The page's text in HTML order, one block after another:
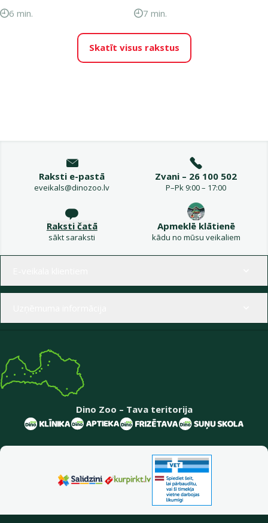
6 min. 7 min.
Skatīt visus rakstus
Raksti e-pastā
eveikals@dinozoo.lv
Zvani – 26 100 502
P–Pk 9:00 – 17:00
Raksti čatā
sākt saraksti
Apmeklē klātienē
kādu no mūsu veikaliem
Dino Zoo – Tava teritorija